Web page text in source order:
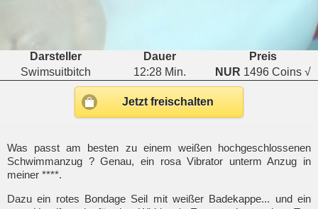
Darsteller Dauer
Preis
Swimsuitbitch
12:28 Min. NUR 1496 Coins √
Jetzt freischalten
Was passt am besten zu einem weißen hochgeschlossenen
Schwimmanzug ? Genau, ein rosa Vibrator unterm Anzug in
meiner ****.
Dazu ein rotes Bondage Seil mit weißer Badekappe... und ein